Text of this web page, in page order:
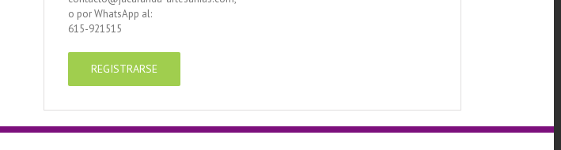
o por WhatsApp al:
615-921515
REGISTRARSE